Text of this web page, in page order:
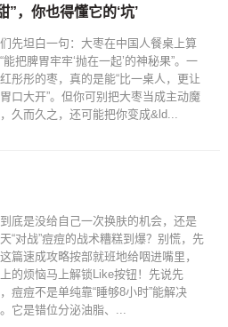
，你也得懂它的‘坑’
先坦白一句：大枣在中国人餐桌上算
能把脾胃牢牢‘抛在一起’的神秘果”。一
彤彤的枣，真的是能“比一桌人，更让
口大开”。但你可别把大枣当成主动魔
久而久之，还可能把你变成&ld...
底是没给自己一次换肤的机会，还是
“对战”痘痘的战术糟糕到爆？别慌，先
篇速成攻略按部就班地给咽进嘴里，
的烦恼马上解锁Like按钮！先说先
痘痘不是单纯靠“睡够8小时”能解决
它是错位分泌油脂、...